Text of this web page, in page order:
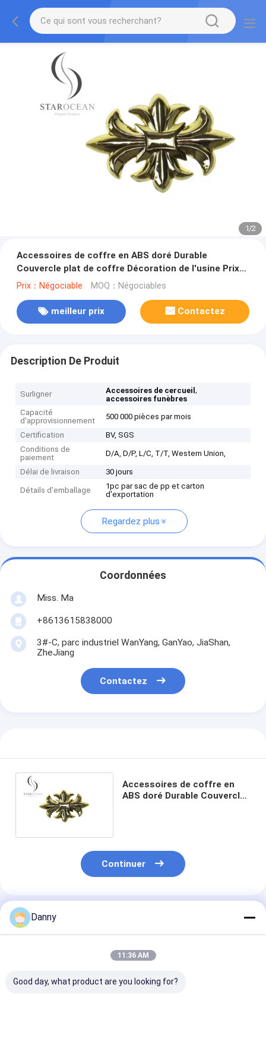
1/2
Accessoires de coffre en ABS doré Durable
Couvercle plat de coffre Décoration de l'usine Prix
PF03
Prix：Négociable MOQ：Négociables
meilleur prix Contactez
Description De Produit
Surligner Accessoires de cercueil,
accessoires funèbres
Capacité
d'approvisionnement
500 000 pièces par mois
Certification
BV, SGS
Conditions de
paiement
D/A, D/P, L/C, T/T, Western Union,
Délai de livraison 30 jours
Détails d'emballage
1pc par sac de pp et carton
d'exportation
Regardez plus
Coordonnées
Miss. Ma
+8613615838000
3#-C, parc industriel WanYang, GanYao, JiaShan,
ZheJiang
Contactez
Accessoires de coffre en
ABS doré Durable Couvercle
Continuer
Produits Recommandés
Danny
11:36 AM
Good day, what product are you looking for?